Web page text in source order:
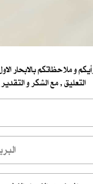
التعليق , مع الشكر و التقدير